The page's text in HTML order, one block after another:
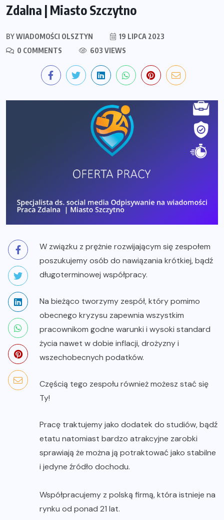
Zdalna | Miasto Szczytno
BYWIADOMOŚCI OLSZTYN
19 LIPCA 2023
0 COMMENTS
603 VIEWS
W związku z prężnie rozwijającym się zespołem
poszukujemy osób do nawiązania krótkiej, bądź
długoterminowej współpracy.
Na bieżąco tworzymy zespół, który pomimo
obecnego kryzysu zapewnia wszystkim
pracownikom godne warunki i wysoki standard
życia nawet w dobie inflacji, drożyzny i
wszechobecnych podatków.
Częścią tego zespołu również możesz stać się
Ty!
Pracę traktujemy jako dodatek do studiów, bądź
etatu natomiast bardzo atrakcyjne zarobki
sprawiają że można ją potraktować jako stabilne
i jedyne źródło dochodu.
Współpracujemy z polską firmą, która istnieje na
rynku od ponad 21 lat.